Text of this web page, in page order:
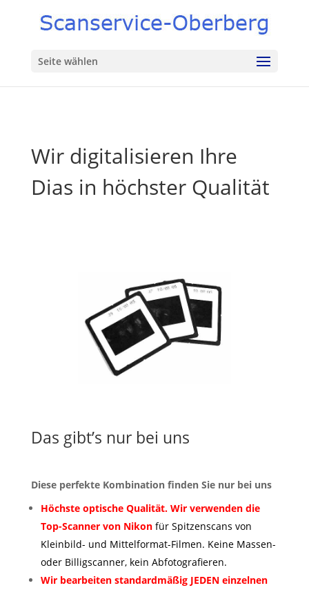
Seite wählen
Wir digitalisieren Ihre
Dias in höchster Qualität
Das gibt’s nur bei uns
Diese perfekte Kombination finden Sie nur bei uns
Höchste optische Qualität. Wir verwenden die
Top-Scanner von Nikonfür Spitzenscans von
Kleinbild- und Mittelformat-Filmen. Keine Massen-
oder Billigscanner, kein Abfotografieren.
Wir bearbeiten standardmäßig JEDEN einzelnen